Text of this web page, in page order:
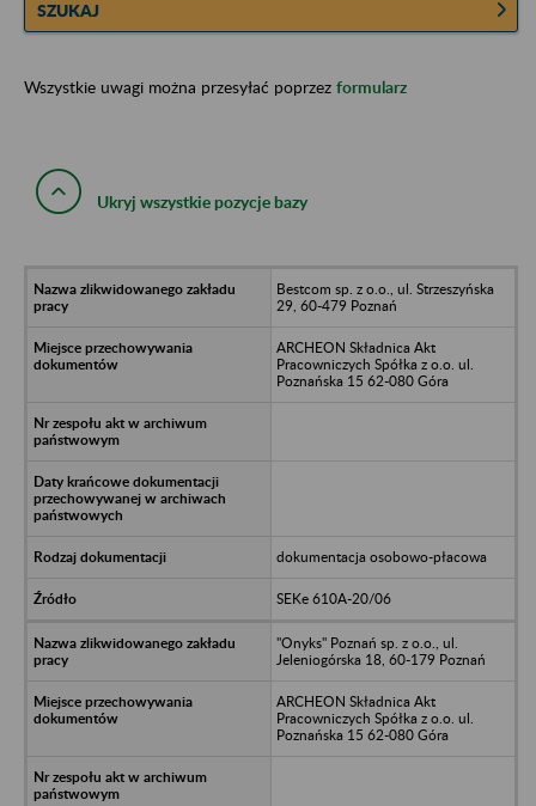
SZUKAJ
Wszystkie uwagi można przesyłać poprzez formularz
Ukryj wszystkie pozycje bazy
Bestcom sp. z o.o., ul. Strzeszyńska
29, 60-479 Poznań
ARCHEON Składnica Akt
Pracowniczych Spółka z o.o. ul.
Poznańska 15 62-080 Góra
dokumentacja osobowo-płacowa
SEKe 610A-20/06
"Onyks" Poznań sp. z o.o., ul.
Jeleniogórska 18, 60-179 Poznań
ARCHEON Składnica Akt
Pracowniczych Spółka z o.o. ul.
Poznańska 15 62-080 Góra